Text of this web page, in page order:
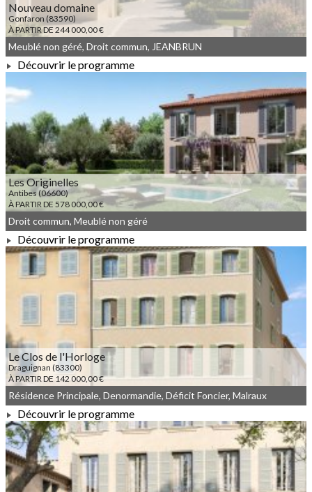
Nouveau domaine
Gonfaron (83590)
À PARTIR DE 244 000,00 €
À PARTIR DE 244 000,00 €
Meublé non géré, Droit commun, JEANBRUN
Découvrir le programme
Les Originelles
Antibes (06600)
À PARTIR DE 578 000,00 €
À PARTIR DE 578 000,00 €
Droit commun, Meublé non géré
Découvrir le programme
Le Clos de l'Horloge
Draguignan (83300)
À PARTIR DE 142 000,00 €
À PARTIR DE 142 000,00 €
Résidence Principale, Denormandie, Déficit Foncier, Malraux
Découvrir le programme